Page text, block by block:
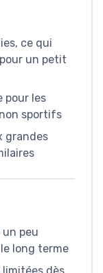
ce qui
un petit
pour les
sportifs
grandes
peu
long terme
dès